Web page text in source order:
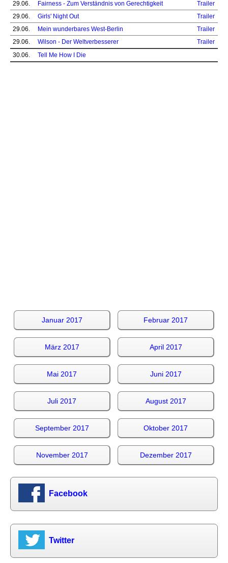
29.06.
Fairness - Zum Verständnis von Gerechtigkeit
Trailer
29.06.
Girls' Night Out
Trailer
29.06.
Mein wunderbares West-Berlin
Trailer
29.06.
Wilson - Der Weltverbesserer
Trailer
30.06.
Tell Me How I Die
Januar 2017 Februar 2017
März 2017 April 2017
Mai 2017 Juni 2017
Juli 2017 August 2017
September 2017 Oktober 2017
November 2017 Dezember 2017
Facebook
Twitter